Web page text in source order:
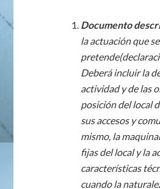
Documento
la actuación que se
Deberá incluir la
actividad y de las
posición del local
sus accesos y
mismo, la
fijas del local y la
características
cuando la